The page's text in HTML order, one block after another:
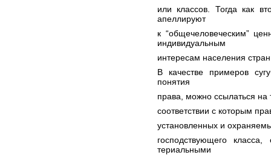
или классов. Тогда как
апеллируют
к “общечеловеческим”
индивидуальным
интересам населения
В качестве примеров
понятия
права, можно ссылаться на
соответствии с которым
установленных и
господствующего
териальными